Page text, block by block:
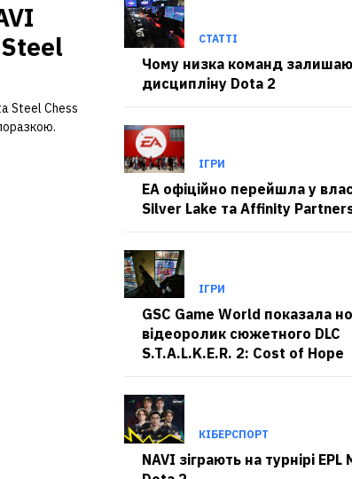
Steel Chess
СТАТТІ
Чому низка команд
дисципліну Dota 2
ІГРИ
EA офіційно перейшла у
Silver Lake та Affinity
ІГРИ
GSC Game World показала
відеоролик сюжетного DLC
S.T.A.L.K.E.R. 2: Cost of Hope
КІБЕРСПОРТ
NAVI зіграють на турнірі